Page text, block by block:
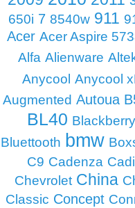
650i 7 8540w 911
Acer Acer Aspire
Alfa Alienware
Anycool Anycool
Augmented Autoua
BL40 Blackberry
Bluettooth bmw
C9 Cadenza
Chevrolet China
Classic Concept